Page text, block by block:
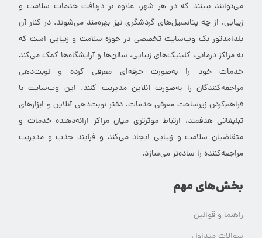
می‌توانند ببینند که در هر شهر، علاوه بر دریافت خدمات سلامت و
زیبایی، از چه پتانسیل‌های گردشگری نیز بهره‌مند می‌شوند. در کنار آن
یلدامدتور یک وب‌سایت تخصصی در حوزه سلامت و زیبایی است که
به مراکز درمانی، کلینیک‌های زیبایی، سالن‌ها و آرایشگاه‌ها کمک می‌کند
خدمات خود را به‌صورت حرفه‌ای معرفی کرده و نوبت‌دهی
مراجعه‌کنندگان را به‌صورت آنلاین مدیریت کنند. این وب‌سایت با
فراهم‌کردن زیرساخت معرفی خدمات، دفتر نوبت‌دهی آنلاین و ابزارهای
تبلیغاتی هدفمند، ارتباط موثرتری میان مراکز ارائه‌دهنده خدمات و
متقاضیان سلامت و زیبایی ایجاد می‌کند و فرآیند جذب و مدیریت
مراجعه‌کننده را ساده‌تر می‌سازد.
بخش‌های مهم
راهنما و قوانین